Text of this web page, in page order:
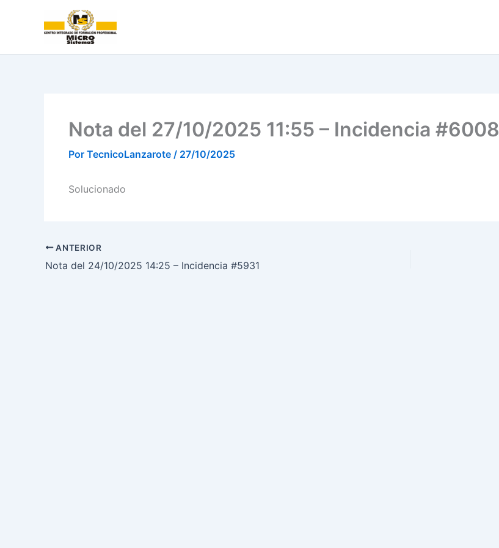
Nota del 27/10/2025 11:55 – Incidencia #6008
Por TecnicoLanzarote / 27/10/2025
Solucionado
ANTERIOR
Nota del 24/10/2025 14:25 – Incidencia #5931